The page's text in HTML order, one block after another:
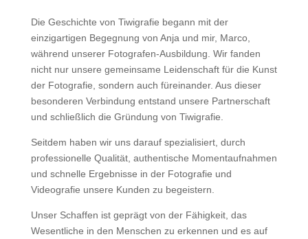
Die Geschichte von Tiwigrafie begann mit der
einzigartigen Begegnung von Anja und mir, Marco,
während unserer Fotografen-Ausbildung. Wir fanden
nicht nur unsere gemeinsame Leidenschaft für die Kunst
der Fotografie, sondern auch füreinander. Aus dieser
besonderen Verbindung entstand unsere Partnerschaft
und schließlich die Gründung von Tiwigrafie.
Seitdem haben wir uns darauf spezialisiert, durch
professionelle Qualität, authentische Momentaufnahmen
und schnelle Ergebnisse in der Fotografie und
Videografie unsere Kunden zu begeistern.
Unser Schaffen ist geprägt von der Fähigkeit, das
Wesentliche in den Menschen zu erkennen und es auf